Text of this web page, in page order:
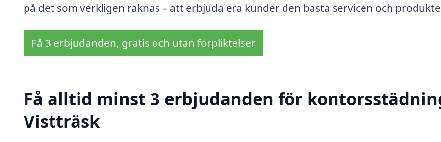
på det som verkligen räknas – att erbjuda era kunder den bästa servicen och
Få 3 erbjudanden, gratis och utan förpliktelser
Få alltid minst 3 erbjudanden för
Vistträsk